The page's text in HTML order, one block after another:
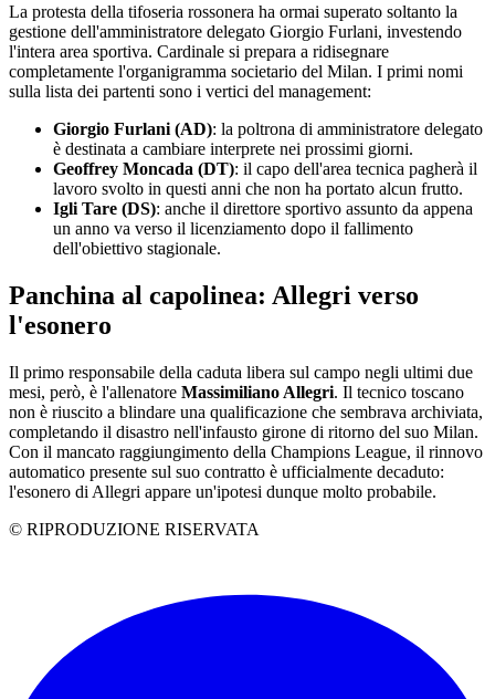
La protesta della tifoseria rossonera ha ormai superato soltanto la
gestione dell'amministratore delegato Giorgio Furlani, investendo
l'intera area sportiva. Cardinale si prepara a ridisegnare
completamente l'organigramma societario del Milan. I primi nomi
sulla lista dei partenti sono i vertici del management:
Giorgio Furlani (AD): la poltrona di amministratore delegato
è destinata a cambiare interprete nei prossimi giorni.
Geoffrey Moncada (DT): il capo dell'area tecnica pagherà il
lavoro svolto in questi anni che non ha portato alcun frutto.
Igli Tare (DS): anche il direttore sportivo assunto da appena
un anno va verso il licenziamento dopo il fallimento
dell'obiettivo stagionale.
Panchina al capolinea: Allegri verso
l'esonero
Il primo responsabile della caduta libera sul campo negli ultimi due
mesi, però, è l'allenatore Massimiliano Allegri. Il tecnico toscano
non è riuscito a blindare una qualificazione che sembrava archiviata,
completando il disastro nell'infausto girone di ritorno del suo Milan.
Con il mancato raggiungimento della Champions League, il rinnovo
automatico presente sul suo contratto è ufficialmente decaduto:
l'esonero di Allegri appare un'ipotesi dunque molto probabile.
© RIPRODUZIONE RISERVATA